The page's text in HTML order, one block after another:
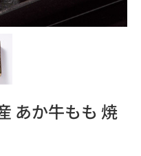
あか牛もも 焼